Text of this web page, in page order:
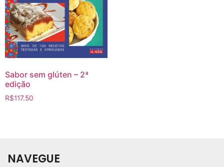
Sabor sem glúten – 2ª
edição
R$117.50
NAVEGUE